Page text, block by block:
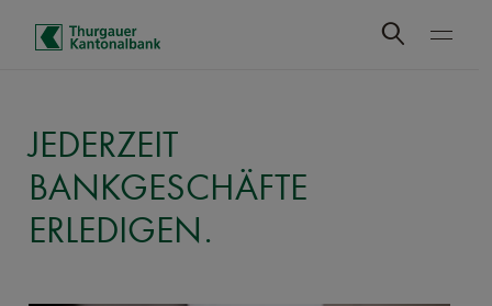
JEDERZEIT
BANKGESCHÄFTE
ERLEDIGEN.